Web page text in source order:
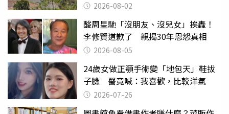
2026-08-02
酸周星馳「沒朋友、沒兒女」挨轟！
李修賢道歉了 親揭30年恩怨真相
2026-08-05
24歲女做正顎手術變「地包天」鞋拔
子臉 醫竟喊：我喜歡，比較洋氣
2026-07-26